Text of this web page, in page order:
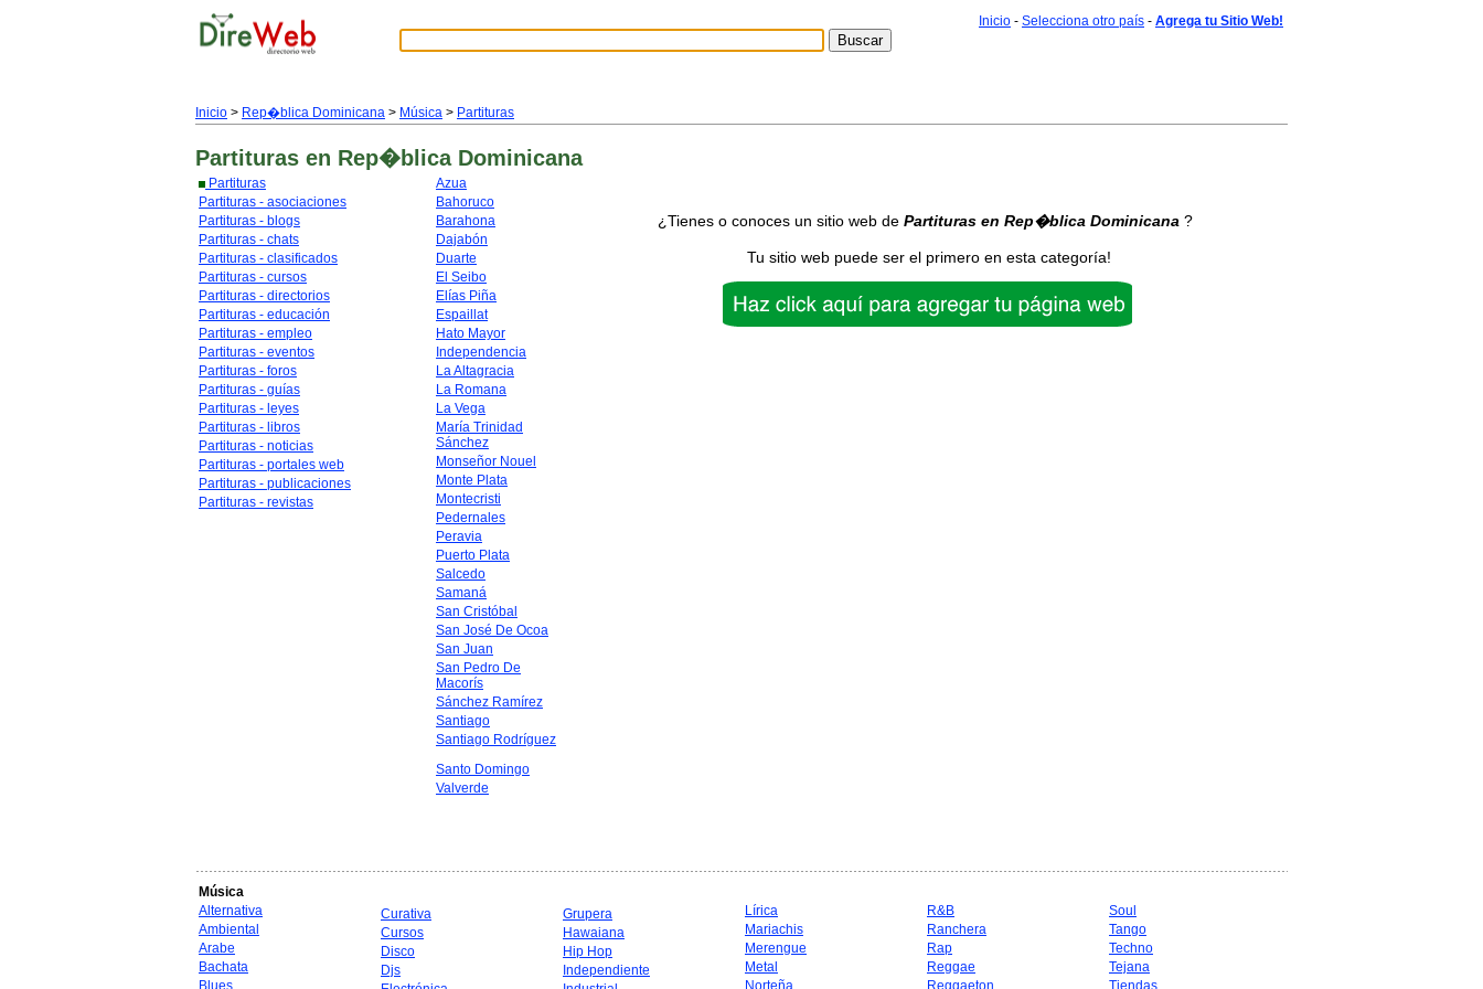
Inicio - Selecciona otro país - Agrega tu Sitio Web!
Inicio > Rep�blica Dominicana > Música > Partituras
Partituras en Rep�blica Dominicana
Partituras
Partituras - asociaciones
Partituras - blogs
Partituras - chats
Partituras - clasificados
Partituras - cursos
Partituras - directorios
Partituras - educación
Partituras - empleo
Partituras - eventos
Partituras - foros
Partituras - guías
Partituras - leyes
Partituras - libros
Partituras - noticias
Partituras - portales web
Partituras - publicaciones
Partituras - revistas
Azua
Bahoruco
Barahona
Dajabón
Duarte
El Seibo
Elías Piña
Espaillat
Hato Mayor
Independencia
La Altagracia
La Romana
La Vega
María Trinidad
Sánchez
Monseñor Nouel
Monte Plata
Montecristi
Pedernales
Peravia
Puerto Plata
Salcedo
Samaná
San Cristóbal
San José De Ocoa
San Juan
San Pedro De
Macorís
Sánchez Ramírez
Santiago
Santiago Rodríguez
Santo Domingo
Valverde
¿Tienes o conoces un sitio web de Partituras en Rep�blica Dominicana ?
Tu sitio web puede ser el primero en esta categoría!
Música
Alternativa
Ambiental
Arabe
Bachata
Blues
Curativa
Cursos
Disco
Djs
Grupera
Hawaiana
Hip Hop
Independiente
Lírica
Mariachis
Merengue
Metal
Norteña
R&B
Ranchera
Rap
Reggae
Reggaeton
Soul
Tango
Techno
Tejana
Tiendas